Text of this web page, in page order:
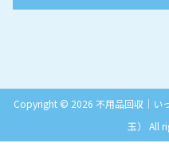
Copyright © 2026 不用品回収｜い
玉） All